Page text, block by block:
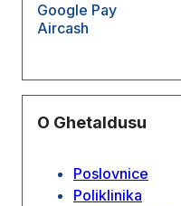
Google Pay
Aircash
O Ghetaldusu
Poslovnice
Poliklinika